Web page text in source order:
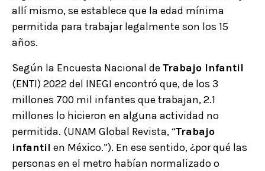
allí mismo, se establece que la edad mínima
permitida para trabajar legalmente son los 15
años.
Según la Encuesta Nacional de Trabajo Infantil
(ENTI) 2022 del INEGI encontró que, de los 3
millones 700 mil infantes que trabajan, 2.1
millones lo hicieron en alguna actividad no
permitida. (UNAM Global Revista, “Trabajo
infantil en México.”). En ese sentido, ¿por qué las
personas en el metro habían normalizado o